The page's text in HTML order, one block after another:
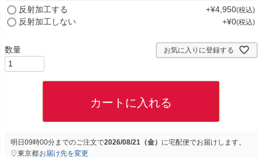
反射加工する +¥4,950 税込
反射加工しない +¥0 税込
お気に入りに登録する
カートに入れる
明日09時00分までのご注文で2026/08/21（金） に宅配便でお届けします。
東京都お届け先を変更